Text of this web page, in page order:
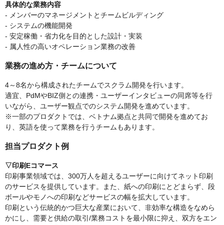
具体的な業務内容
- メンバーのマネージメントとチームビルディング
- システムの機能開発
- 安定稼働・省力化を目的とした設計・実装
- 属人性の高いオペレーション業務の改善
業務の進め方・チームについて
4～8名から構成されたチームでスクラム開発を行います。
適宜、PdMやBIZ側との連携・ユーザーインタビューの同席等を行
いながら、ユーザー観点でのシステム開発を進めています。
※一部のプロダクトでは、ベトナム拠点と共同で開発を進めてお
り、英語を使って業務を行うチームもあります。
担当プロダクト例
▽印刷Eコマース
印刷事業領域では、300万人を超えるユーザーに向けてネット印刷
のサービスを提供しています。また、紙への印刷にとどまらず、段
ボールやモノへの印刷などサービスの幅を拡大しています。
印刷という伝統的かつ巨大な産業において、非効率な構造をなめら
かにし、需要と供給の取引/業務コストを最小限に抑え、双方をエン